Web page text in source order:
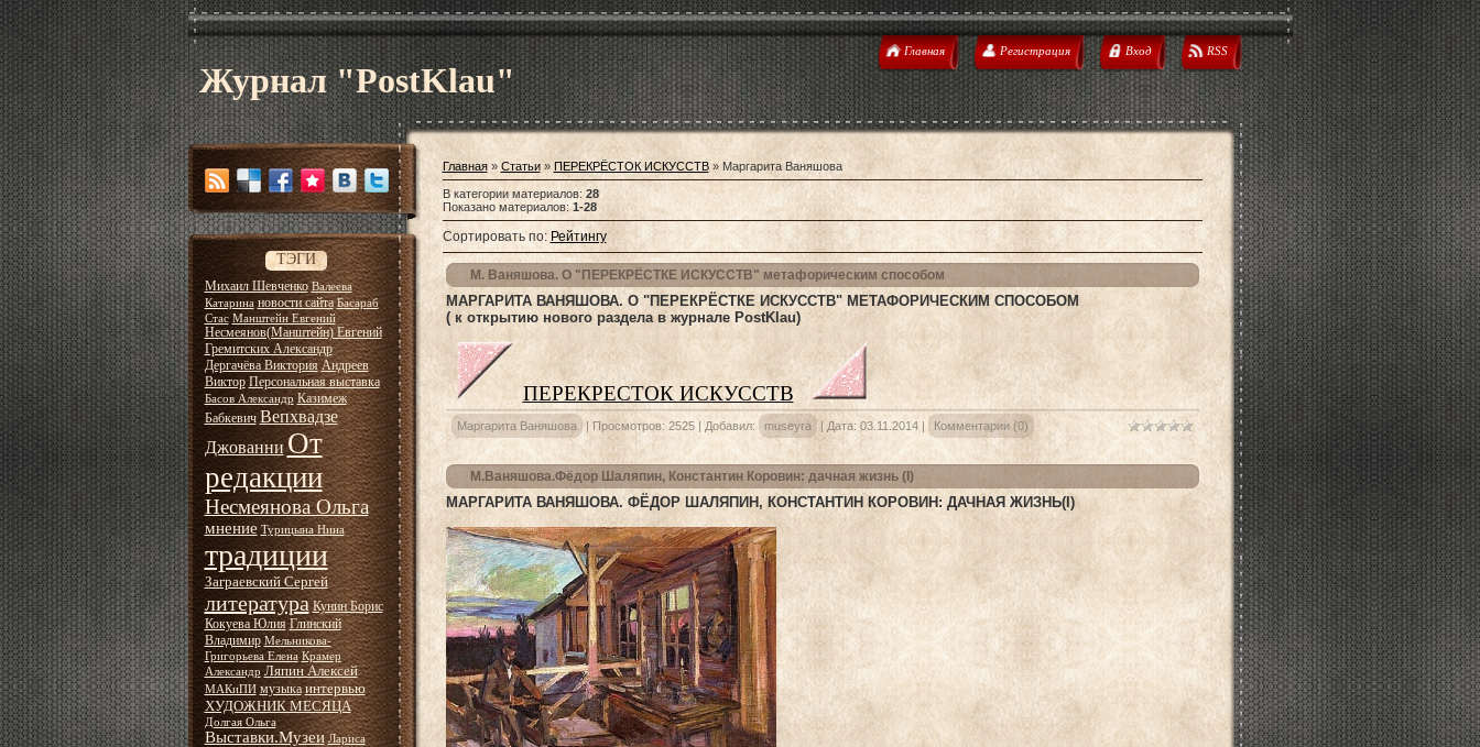
Журнал "PostKlau"
Главная Регистрация Вход RSS
ТЭГИ
Михаил Шевченко Валеева
Катарина новости сайта Басараб
Стас Манштейн Евгений
Несмеянов(Манштейн) Евгений
Гремитских Александр
Дергачёва Виктория Андреев
Виктор Персональная выставка
Басов Александр Казимеж
Бабкевич Вепхвадзе
Джованни От
редакции
Несмеянова Ольга
мнение Турицына Нина
традиции
Заграевский Сергей
литература Кунин Борис
Кокуева Юлия Глинский
Владимир Мельникова-
Григорьева Елена Крамер
Александр Ляпин Алексей
МАКиПИ музыка интервью
ХУДОЖНИК МЕСЯЦА
Долгая Ольга
Выставки.Музеи Лариса
Главная» Статьи» ПЕРЕКРЁСТОК ИСКУССТВ» Маргарита Ваняшова
В категории материалов: 28
Показано материалов:1-28
Сортировать по: Рейтингу
М. Ваняшова. О "ПЕРЕКРЁСТКЕ ИСКУССТВ" метафорическим способом
МАРГАРИТА ВАНЯШОВА. О "ПЕРЕКРЁСТКЕ ИСКУССТВ" МЕТАФОРИЧЕСКИМ СПОСОБОМ
( к открытию нового раздела в журнале PostKlau)
ПЕРЕКРЕСТОК ИСКУССТВ
Маргарита Ваняшова | Просмотров: 2525|Добавил: museyra | Дата: 03.11.2014 | Комментарии (0)
М.Ваняшова.Фёдор Шаляпин, Константин Коровин: дачная жизнь (I)
МАРГАРИТА ВАНЯШОВА. ФЁДОР ШАЛЯПИН, КОНСТАНТИН КОРОВИН: ДАЧНАЯ ЖИЗНЬ(I)